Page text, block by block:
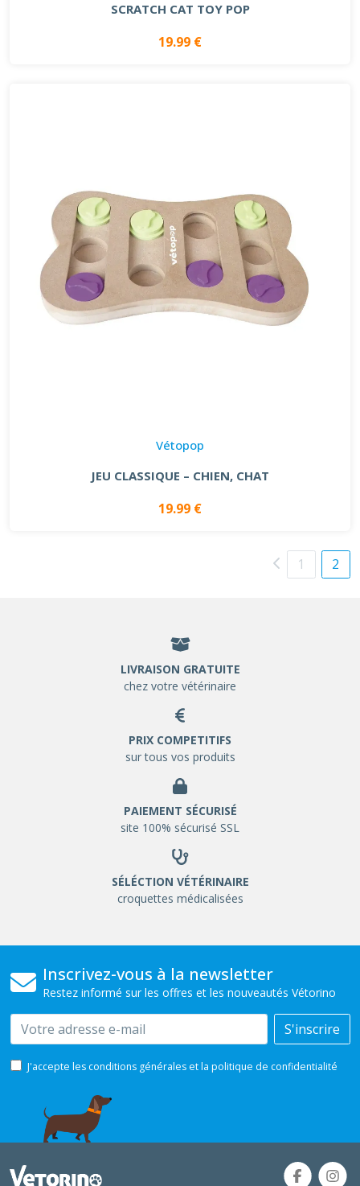
SCRATCH CAT TOY POP
19.99 €
Vétopop
JEU CLASSIQUE – CHIEN, CHAT
19.99 €
1 2
LIVRAISON GRATUITE
chez votre vétérinaire
PRIX COMPETITIFS
sur tous vos produits
PAIEMENT SÉCURISÉ
site 100% sécurisé SSL
SÉLÉCTION VÉTÉRINAIRE
croquettes médicalisées
Inscrivez-vous à la newsletter
Restez informé sur les offres et les nouveautés Vétorino
Email S'inscrire
J'accepte les conditions générales et la politique de confidentialité